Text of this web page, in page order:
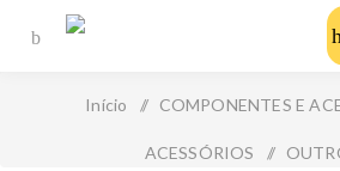
Início / COMPONENTES E
ACESSÓRIOS /